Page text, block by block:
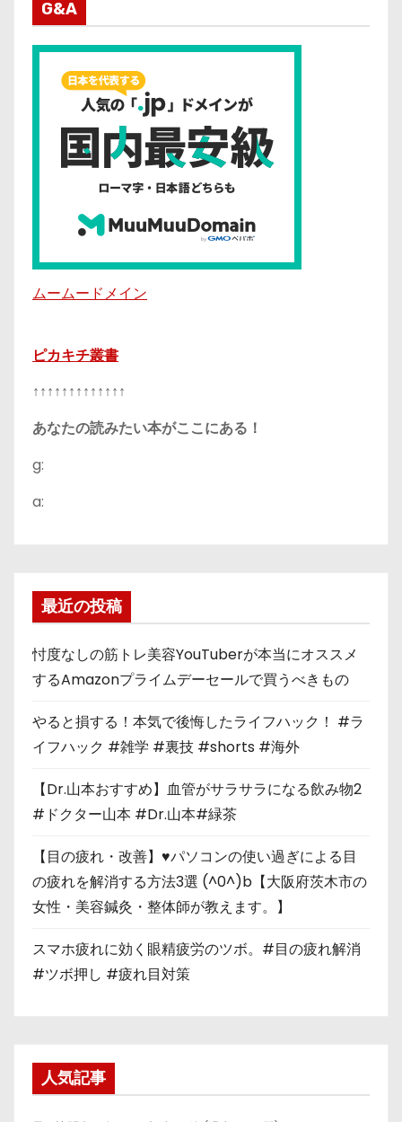
G&A
ムームードメイン
ピカキチ叢書
↑↑↑↑↑↑↑↑↑↑↑↑↑
あなたの読みたい本がここにある！
g:
a:
最近の投稿
忖度なしの筋トレ美容YouTuberが本当にオススメ
するAmazonプライムデーセールで買うべきもの
やると損する！本気で後悔したライフハック！ #ラ
イフハック #雑学 #裏技 #shorts #海外
【Dr.山本おすすめ】血管がサラサラになる飲み物2
#ドクター山本 #Dr.山本#緑茶
【目の疲れ・改善】♥パソコンの使い過ぎによる目
の疲れを解消する方法3選 (^0^)b【大阪府茨木市の
女性・美容鍼灸・整体師が教えます。】
スマホ疲れに効く眼精疲労のツボ。#目の疲れ解消
#ツボ押し #疲れ目対策
人気記事